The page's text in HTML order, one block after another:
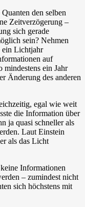
den selben
Zeitverzögerung –
sich gerade
sein? Nehmen
ein Lichtjahr
auf
mindestens ein Jahr
Änderung des anderen
egal wie weit
die Information über
ja quasi schneller als
Laut Einstein
als das Licht
Informationen
– zumindest nicht
sich höchstens mit